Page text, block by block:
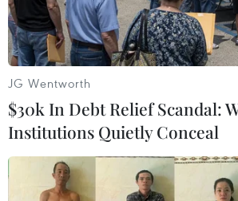
JG Wentworth
$30k In Debt Relief Scandal:
Institutions Quietly Conceal